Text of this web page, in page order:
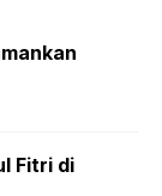
Fitri di